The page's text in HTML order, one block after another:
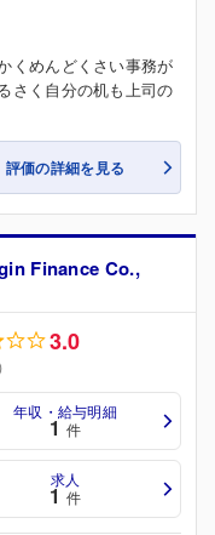
くめんどくさい事務が
さく自分の机も上司の
評価の詳細を見る
Finance Co.,
3.0
年収・給与明細
1 件
求人
1 件